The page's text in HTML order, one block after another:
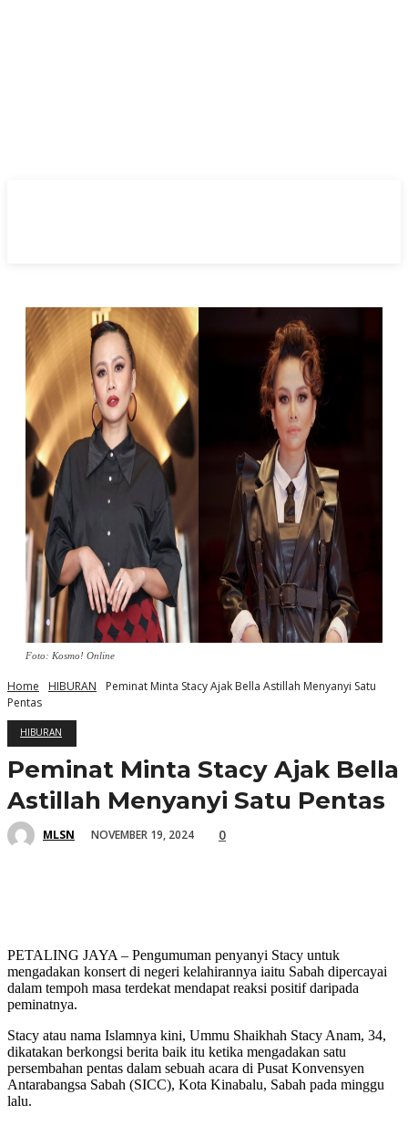
Foto: Kosmo! Online
Home HIBURAN
Peminat Minta Stacy Ajak Bella Astillah Menyanyi Satu
Pentas
HIBURAN
Peminat Minta Stacy Ajak Bella
Astillah Menyanyi Satu Pentas
MLSN NOVEMBER 19, 2024 0
PETALING JAYA – Pengumuman penyanyi Stacy untuk
mengadakan konsert di negeri kelahirannya iaitu Sabah dipercayai
dalam tempoh masa terdekat mendapat reaksi positif daripada
peminatnya.
Stacy atau nama Islamnya kini, Ummu Shaikhah Stacy Anam, 34,
dikatakan berkongsi berita baik itu ketika mengadakan satu
persembahan pentas dalam sebuah acara di Pusat Konvensyen
Antarabangsa Sabah (SICC), Kota Kinabalu, Sabah pada minggu
lalu.